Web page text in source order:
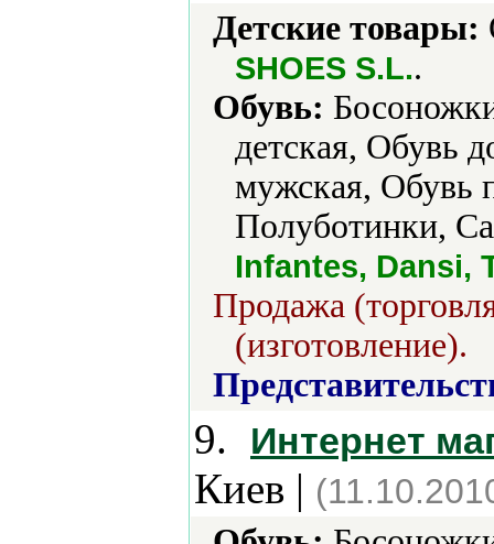
Детские товары:
SHOES S.L..
Обувь:
детская, Обувь
мужская, Обувь
Полуботинки,
Infantes, Dansi,
Продажа
(изготовление).
9. Интернет
Киев |